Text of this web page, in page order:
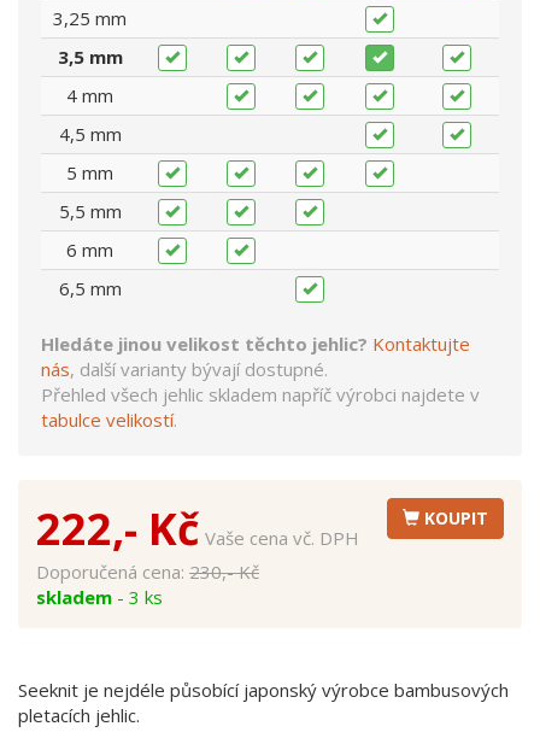
3,25 mm
3,5 mm
4 mm
4,5 mm
5 mm
5,5 mm
6 mm
6,5 mm
Hledáte jinou velikost těchto jehlic? Kontaktujte
nás, další varianty bývají dostupné.
Přehled všech jehlic skladem napříč výrobci najdete v
tabulce velikostí.
KOUPIT
222,- Kč Vaše cena vč. DPH
Doporučená cena: 230,- Kč
skladem - 3 ks
Seeknit je nejdéle působící japonský výrobce bambusových
pletacích jehlic.